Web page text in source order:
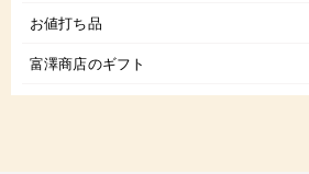
お値打ち品
富澤商店のギフト